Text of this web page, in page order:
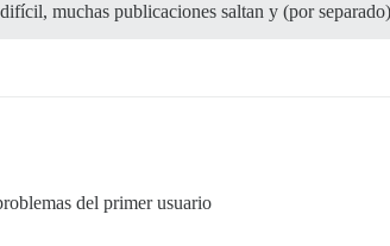
muchas publicaciones saltan y (por
del primer usuario